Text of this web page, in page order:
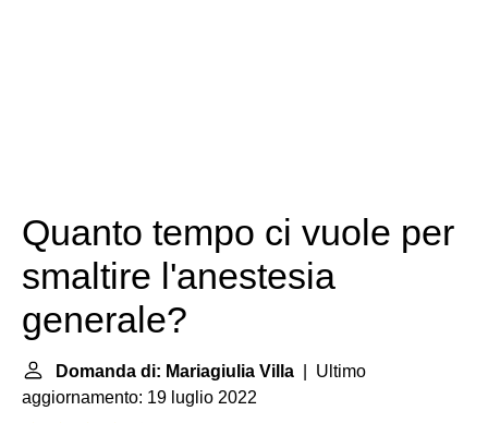
Quanto tempo ci vuole per
smaltire l'anestesia
generale?
Domanda di: Mariagiulia Villa | Ultimo
aggiornamento: 19 luglio 2022